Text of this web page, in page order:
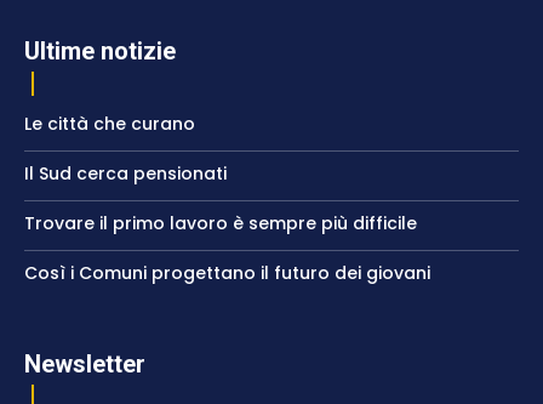
Ultime notizie
Le città che curano
Il Sud cerca pensionati
Trovare il primo lavoro è sempre più difficile
Così i Comuni progettano il futuro dei giovani
Newsletter